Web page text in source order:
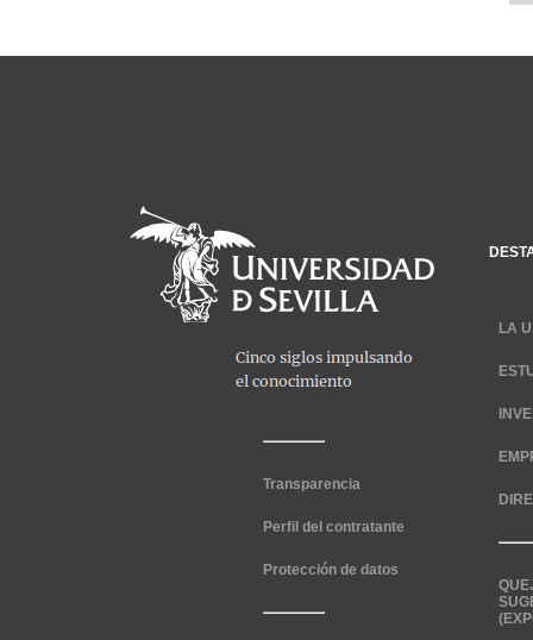
Transparencia
Perfil del contratante
Protección de datos
LA